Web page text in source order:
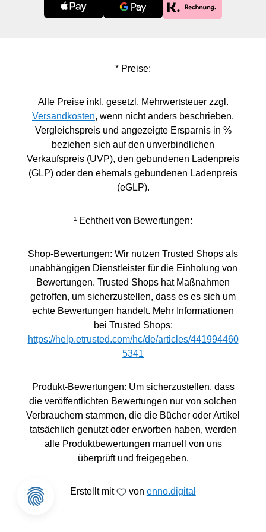
* Preise:
Alle Preise inkl. gesetzl. Mehrwertsteuer zzgl.
Versandkosten, wenn nicht anders beschrieben.
Vergleichspreis und angezeigte Ersparnis in %
beziehen sich auf den unverbindlichen
Verkaufspreis (UVP), den gebundenen Ladenpreis
(GLP) oder den ehemals gebundenen Ladenpreis
(eGLP).
¹ Echtheit von Bewertungen:
Shop-Bewertungen: Wir nutzen Trusted Shops als
unabhängigen Dienstleister für die Einholung von
Bewertungen. Trusted Shops hat Maßnahmen
getroffen, um sicherzustellen, dass es es sich um
echte Bewertungen handelt. Mehr Informationen
bei Trusted Shops:
https://help.etrusted.com/hc/de/articles/441994460
5341
Produkt-Bewertungen: Um sicherzustellen, dass
die veröffentlichten Bewertungen nur von solchen
Verbrauchern stammen, die die Bücher oder Artikel
tatsächlich genutzt oder erworben haben, werden
alle Produktbewertungen manuell von uns
überprüft und freigegeben.
Erstellt mit von enno.digital